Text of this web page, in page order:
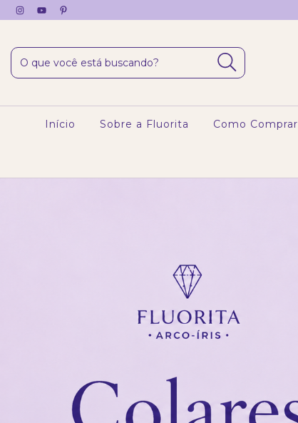
Início Sobre a Fluorita Como Comprar